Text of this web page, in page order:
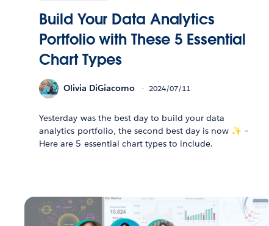
Build Your Data Analytics
Portfolio with These 5 Essential
Chart Types
Olivia DiGiacomo 2024/07/11
Yesterday was the best day to build your data
analytics portfolio, the second best day is now ✨ –
Here are 5 essential chart types to include.